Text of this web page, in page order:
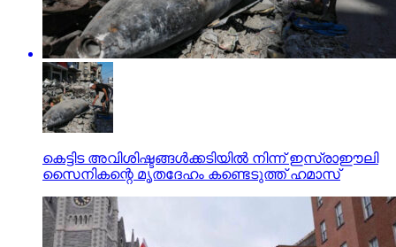
കെട്ടിട അവിശിഷ്ടങ്ങള്‍ക്കടിയില്‍ നിന്ന് ഇസ്രാഈലി
സൈനികന്റെ മൃതദേഹം കണ്ടെടുത്ത് ഹമാസ്